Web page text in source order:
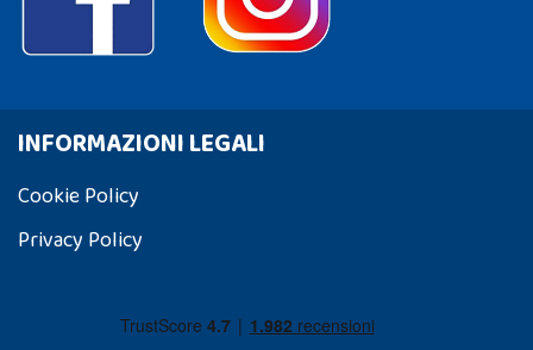
INFORMAZIONI LEGALI
Cookie Policy
Privacy Policy